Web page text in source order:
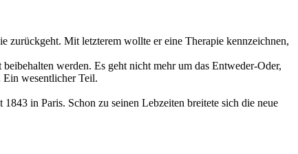
zurückgeht. Mit letzterem wollte er eine Therapie kennzeichnen,
werden. Es geht nicht mehr um das Entweder-Oder,
wesentlicher Teil.
in Paris. Schon zu seinen Lebzeiten breitete sich die neue